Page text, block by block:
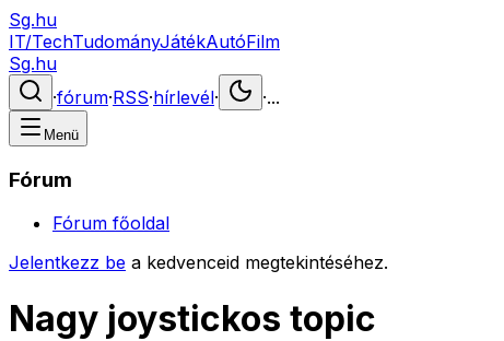
Sg.hu
IT/TechTudományJátékAutóFilm
Sg.hu
·fórum·RSS·hírlevél· ·...
Menü
Fórum
Fórum főoldal
Jelentkezz be a kedvenceid megtekintéséhez.
Nagy joystickos topic